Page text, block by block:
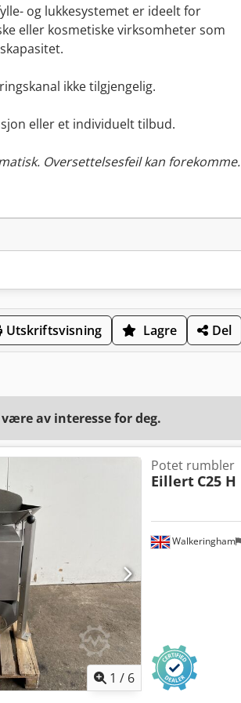
og lukkesystemet er ideelt for
eller kosmetiske virksomheter som
ikke tilgjengelig.
eller et individuelt tilbud.
Oversettelsesfeil kan forekomme.
Utskriftsvisning Lagre Del
av interesse for deg.
1 / 6
Walkeringham
Potet rumbler
Eillert C25 H